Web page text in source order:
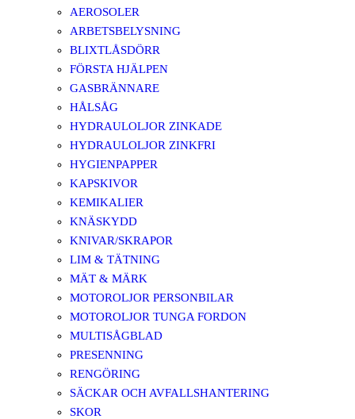
AEROSOLER
ARBETSBELYSNING
BLIXTLÅSDÖRR
FÖRSTA HJÄLPEN
GASBRÄNNARE
HÅLSÅG
HYDRAULOLJOR ZINKADE
HYDRAULOLJOR ZINKFRI
HYGIENPAPPER
KAPSKIVOR
KEMIKALIER
KNÄSKYDD
KNIVAR/SKRAPOR
LIM & TÄTNING
MÄT & MÄRK
MOTOROLJOR PERSONBILAR
MOTOROLJOR TUNGA FORDON
MULTISÅGBLAD
PRESENNING
RENGÖRING
SÄCKAR OCH AVFALLSHANTERING
SKOR